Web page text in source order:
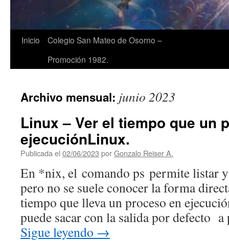
Inicio
Colegio San Mateo de Osorno –
Promoción 1982.
Archivo mensual: junio 2023
Linux – Ver el tiempo que un
ejecuciónLinux.
Publicada el 02/06/2023 porGonzalo Reiser A.
En *nix, el comando ps permite listar
pero no se suele conocer la forma
tiempo que lleva un proceso en
puede sacar con la salida por defecto
Sigue leyendo →